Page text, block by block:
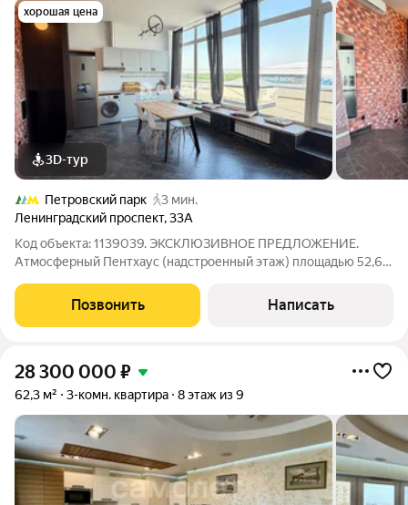
хорошая цена
3D-тур
Петровский парк
3 мин.
Ленинградский проспект,33А
Код объекта: 1139039. ЭКСКЛЮЗИВНОЕ ПРЕДЛОЖЕНИЕ.
Атмосферный Пентхаус (надстроенный этаж) площадью 52,6
предложение как для собственного использования, так и в
качестве сдачи в аренду.
Позвонить Написать
28 300 000 ₽
62,3 м² 3-комн. квартира 8 этаж из 9